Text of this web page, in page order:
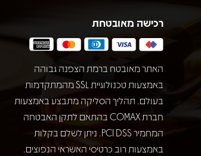
רכישה מאובטחת
האתר מאובטח ברמת הצפנה גבוהה
באמצעות טכנולוגיית SSL מהמתקדמות
בעולם. תהליך הסליקה מתבצע באמצעות
חברת COMAX בהתאם לתקן האבטחה
המחמיר PCI DSS. ניתן לשלם בקלות
באמצעות רוב כרטיסי האשראי הנפוצים.